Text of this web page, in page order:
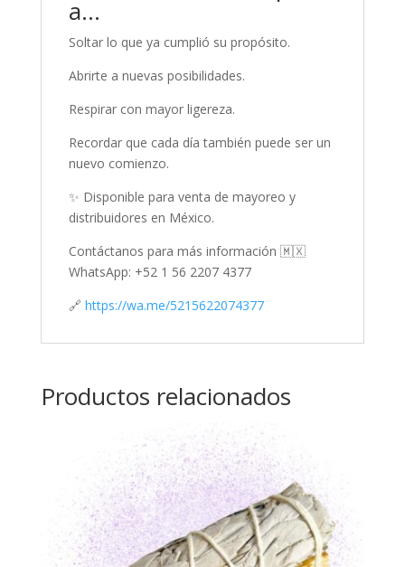
a…
Soltar lo que ya cumplió su propósito.
Abrirte a nuevas posibilidades.
Respirar con mayor ligereza.
Recordar que cada día también puede ser un
nuevo comienzo.
✨ Disponible para venta de mayoreo y
distribuidores en México.
Contáctanos para más información 🇲🇽
WhatsApp: +52 1 56 2207 4377
🔗 https://wa.me/5215622074377
Productos relacionados